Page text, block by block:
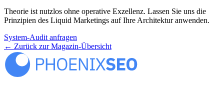
Theorie ist nutzlos ohne operative Exzellenz. Lassen Sie uns die
Prinzipien des Liquid Marketings auf Ihre Architektur anwenden.
System-Audit anfragen
← Zurück zur Magazin-Übersicht